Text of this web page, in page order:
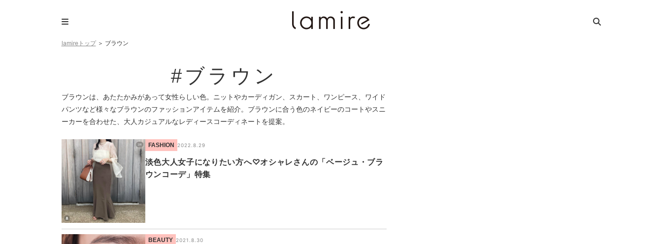
lamireトップ＞ ブラウン
#ブラウン
ブラウンは、あたたかみがあって女性らしい色。ニットやカーディガン、スカート、ワンピース、ワイド
パンツなど様々なブラウンのファッションアイテムを紹介。ブラウンに合う色のネイビーのコートやスニ
ーカーを合わせた、大人カジュアルなレディースコーディネートを提案。
FASHION 2022.8.29
淡色大人女子になりたい方へ♡オシャレさんの「ベージュ・ブラ
ウンコーデ」特集
BEAUTY 2021.8.30